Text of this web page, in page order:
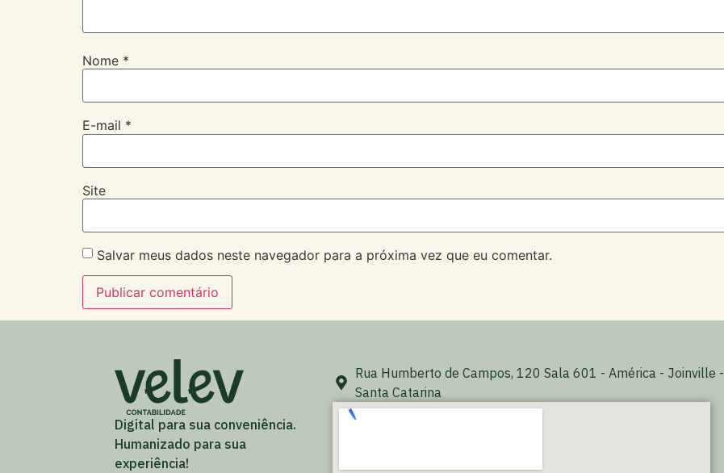
Nome *
E-mail *
Site
Salvar meus dados neste navegador para a próxima vez que eu comentar.
Digital para sua conveniência.
Humanizado para sua
experiência!
Rua Humberto de Campos, 120 Sala 601 - América - Joinville -
Santa Catarina